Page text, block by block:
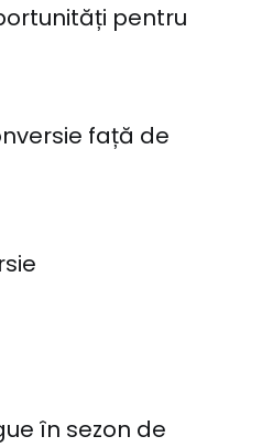
pentru
față de
în sezon de